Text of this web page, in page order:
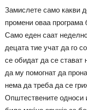
Замислете само какви
промени оваа
Само еден саат
децата тие учат да го
се обидат да се стават
да му помогнат да
нема да треба да се
Општествените односи